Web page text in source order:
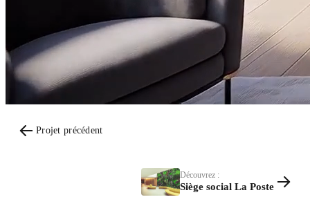
Projet précédent
Découvrez :
Siège social La Poste